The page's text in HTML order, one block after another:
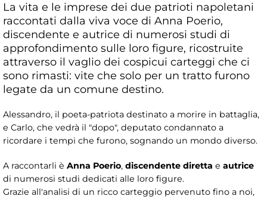
La vita e le imprese dei due patrioti napoletani
raccontati dalla viva voce di Anna Poerio,
discendente e autrice di numerosi studi di
approfondimento sulle loro figure, ricostruite
attraverso il vaglio dei cospicui carteggi che ci
sono rimasti: vite che solo per un tratto furono
legate da un comune destino.
Alessandro, il poeta-patriota destinato a morire in battaglia,
e Carlo, che vedrà il "dopo", deputato condannato a
ricordare i tempi che furono, sognando un mondo diverso.
A raccontarli è Anna Poerio, discendente diretta e autrice
di numerosi studi dedicati alle loro figure.
Grazie all'analisi di un ricco carteggio pervenuto fino a noi,